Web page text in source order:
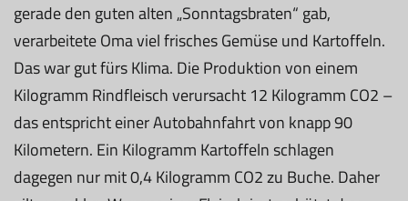
gerade den guten alten „Sonntagsbraten“ gab,
verarbeitete Oma viel frisches Gemüse und Kartoffeln.
Das war gut fürs Klima. Die Produktion von einem
Kilogramm Rindfleisch verursacht 12 Kilogramm CO2 –
das entspricht einer Autobahnfahrt von knapp 90
Kilometern. Ein Kilogramm Kartoffeln schlagen
dagegen nur mit 0,4 Kilogramm CO2 zu Buche. Daher